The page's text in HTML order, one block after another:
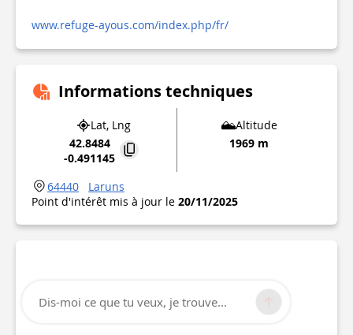
www.refuge-ayous.com/index.php/fr/
Informations techniques
Lat, Lng
42.8484
-0.491145
Altitude
1969 m
64440
Laruns
Point d'intérêt mis à jour le 20/11/2025
Dis-moi ce que tu veux, je trouve...